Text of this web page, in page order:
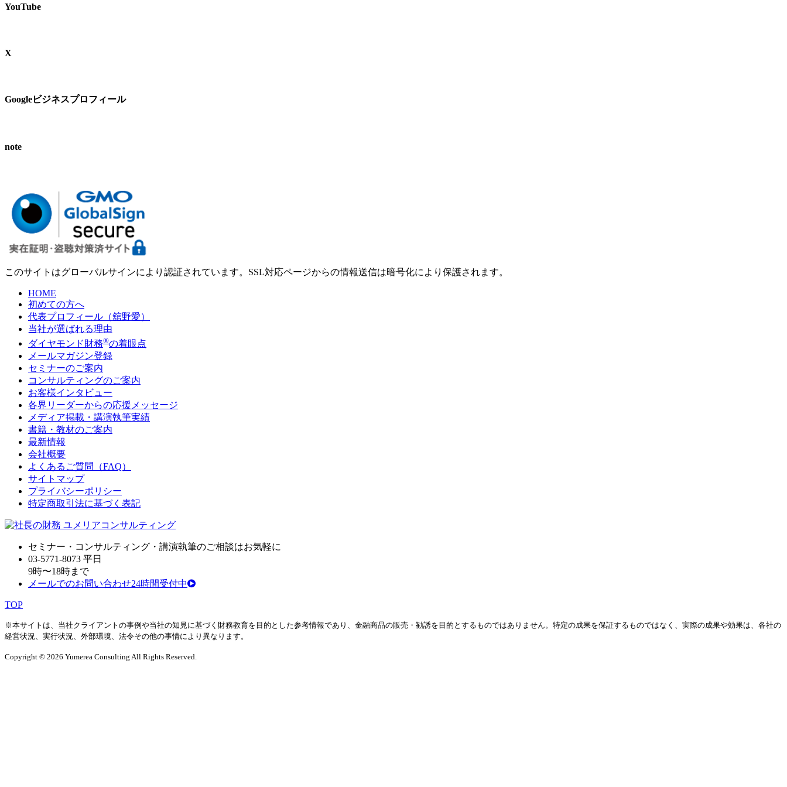
YouTube
X
Googleビジネスプロフィール
note
このサイトはグローバルサインにより認証されています。SSL対応ページからの情報送信は暗号化により保護されます。
HOME
初めての方へ
代表プロフィール（舘野愛）
当社が選ばれる理由
ダイヤモンド財務®の着眼点
メールマガジン登録
セミナーのご案内
コンサルティングのご案内
お客様インタビュー
各界リーダーからの応援メッセージ
メディア掲載・講演執筆実績
書籍・教材のご案内
最新情報
会社概要
よくあるご質問（FAQ）
サイトマップ
プライバシーポリシー
特定商取引法に基づく表記
セミナー・ コンサルティング・ 講演執筆のご相談はお気軽に
03-5771-8073 平日
9時〜18時まで
メールでのお問い合わせ24時間受付中
TOP
※本サイトは、当社クライアントの事例や当社の知見に基づく財務教育を目的とした参考情報であり、金融商品の販売・勧誘を目的とするものではありません。特定の成果を保証するものではなく、実際の成果や効果は、各社の
経営状況、実行状況、外部環境、法令その他の事情により異なります。
Copyright © 2026 Yumerea Consulting All Rights Reserved.